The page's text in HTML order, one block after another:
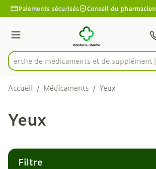
Aller au contenu
1 de 1
Paiements sécurisés Conseil du pharmacien
Menu
Rechercher
Recherche de médicament
Accueil / Médicaments / Yeux
Yeux
Filtre